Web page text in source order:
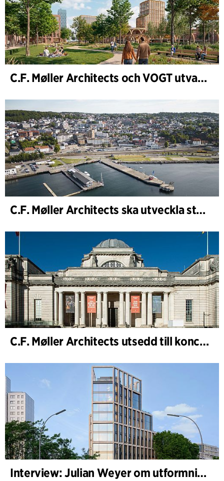
C.F. Møller Architects och VOGT utvalda att forma framtidens Hamburg-Altona
C.F. Møller Architects ska utveckla strategin för ”Knutepunkt Larvik och indre havn”
C.F. Møller Architects utsedd till konceptarkitekt för projektet National Museum Cardiff
Interview: Julian Weyer om utformningen av B-One